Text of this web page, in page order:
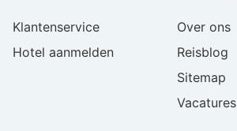
Klantenservice
Hotel aanmelden
Over ons
Reisblog
Sitemap
Vacatures